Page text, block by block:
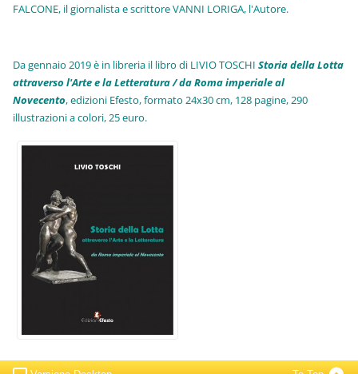
FALCONE, il giornalista e scrittore VANNI LORIGA, l'Autore.
Da gennaio 2019 è in libreria il libro di LIVIO TOSCHIStoria della Lotta
attraverso l'Arte e la Letteratura / da Roma imperiale al
Novecento, edizioni Efesto, formato 24x30 cm, 128 pagine, 290
illustrazioni a colori, 25 euro.